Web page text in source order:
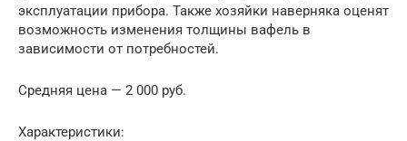
эксплуатации прибора. Также хозяйки наверняка оценят
возможность изменения толщины вафель в
зависимости от потребностей.
Средняя цена — 2 000 руб.
Характеристики: